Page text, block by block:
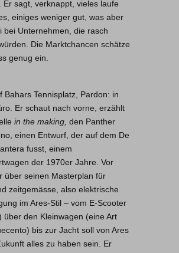
Er sagt, verknappt, vieles laufe
einiges weniger gut, was aber
bei Unternehmen, die rasch
Die Marktchancen schätze
genug ein.
Bahars Tennisplatz, Pardon: in
Er schaut nach vorne, erzählt
in the making, den Panther
einen Entwurf, der auf dem De
fusst, einem
der 1970er Jahre. Vor
über seinen Masterplan für
zeitgemässe, also elektrische
im Ares-Stil – vom E-Scooter
über den Kleinwagen (eine Art
bis zur Jacht soll von Ares
alles zu haben sein. Er